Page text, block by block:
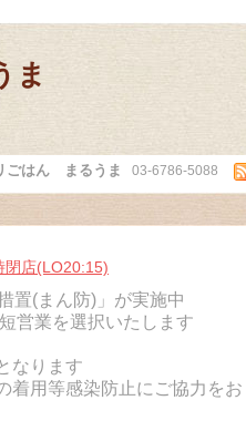
ま
ごはん まるうま 03-6786-5088
店(LO20:15)
置(まん防)」が実施中
営業を選択いたします
なります
着用等感染防止にご協力をお